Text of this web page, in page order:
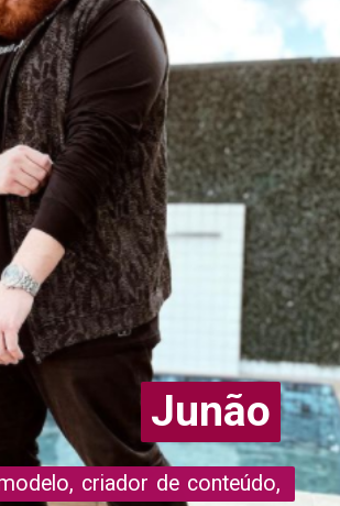
criador de conteúdo,
criador de conteúdo,
Junão
Junão